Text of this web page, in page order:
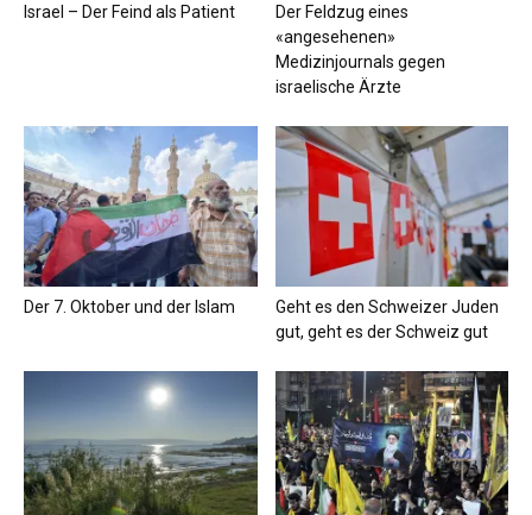
Israel – Der Feind als Patient
Der Feldzug eines
«angesehenen»
Medizinjournals gegen
israelische Ärzte
Der 7. Oktober und der Islam
Geht es den Schweizer Juden
gut, geht es der Schweiz gut